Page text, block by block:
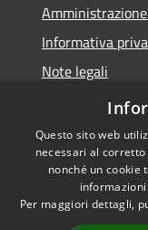
Informativa
Note legali
Dichiarazione di
Accessibilità
Questo sito web
necessari al
nonché un cookie
Per maggiori dettagli,